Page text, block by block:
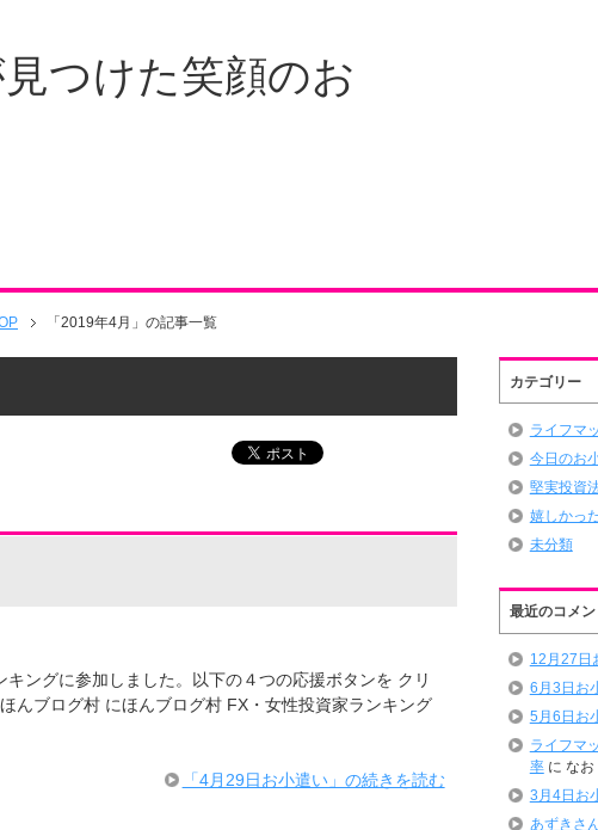
つけた笑顔のお
「2019年4月」の記事一覧
ングに参加しました。以下の４つの応援ボタンを クリ
んブログ村 にほんブログ村 FX・女性投資家ランキング
「4月29日お小遣い」の続きを読む
カテゴリー
ライフマ
今日のお
堅実投資
嬉しかっ
未分類
最近のコメン
12月27日
6月3日お
5月6日お
ライフマ
率に なお
3月4日お
あずきさ